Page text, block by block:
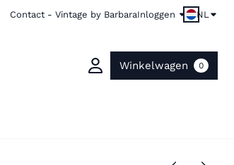
Contact - Vintage by BarbaraInloggen NL
Winkelwagen 0